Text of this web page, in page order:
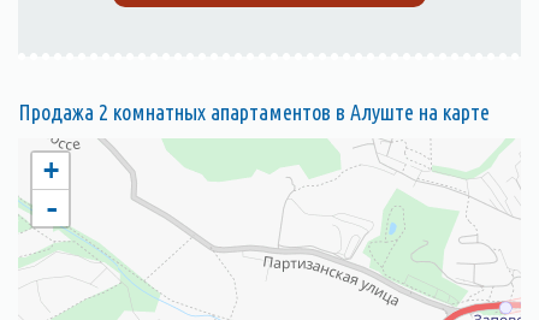
Продажа 2 комнатных апартаментов в Алуште на карте
+
-